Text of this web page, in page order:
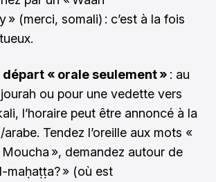
» (merci, somali) : c’est à la fois
départ « orale seulement » : au
ou pour une vedette vers
l’horaire peut être annoncé à la
Tendez l’oreille aux mots «
Moucha », demandez autour de
maḥaṭṭa? » (où est